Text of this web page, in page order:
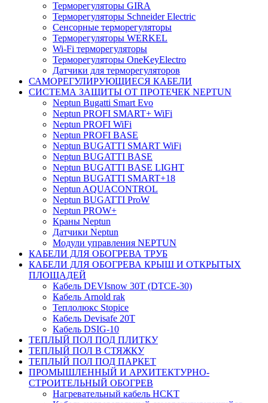
Терморегуляторы GIRA
Терморегуляторы Schneider Electric
Сенсорные терморегуляторы
Терморегуляторы WERKEL
Wi-Fi терморегуляторы
Терморегуляторы OneKeyElectro
Датчики для терморегуляторов
САМОРЕГУЛИРУЮЩИЕСЯ КАБЕЛИ
СИСТЕМА ЗАЩИТЫ ОТ ПРОТЕЧЕК NEPTUN
Neptun Bugatti Smart Evo
Neptun PROFI SMART+ WiFi
Neptun PROFI WiFi
Neptun PROFI BASE
Neptun BUGATTI SMART WiFi
Neptun BUGATTI BASE
Neptun BUGATTI BASE LIGHT
Neptun BUGATTI SMART+18
Neptun AQUACONTROL
Neptun BUGATTI ProW
Neptun PROW+
Краны Neptun
Датчики Neptun
Модули управления NEPTUN
КАБЕЛИ ДЛЯ ОБОГРЕВА ТРУБ
КАБЕЛИ ДЛЯ ОБОГРЕВА КРЫШ И ОТКРЫТЫХ
ПЛОЩАДЕЙ
Кабель DEVIsnow 30Т (DTCE-30)
Кабель Arnold rak
Теплолюкс Stopice
Кабель Devisafe 20T
Кабель DSIG-10
ТЕПЛЫЙ ПОЛ ПОД ПЛИТКУ
ТЕПЛЫЙ ПОЛ В СТЯЖКУ
ТЕПЛЫЙ ПОЛ ПОД ПАРКЕТ
ПРОМЫШЛЕННЫЙ И АРХИТЕКТУРНО-
СТРОИТЕЛЬНЫЙ ОБОГРЕВ
Нагревательный кабель НCKТ